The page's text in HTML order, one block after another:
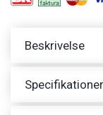
Beskrivelse
Specifikationer